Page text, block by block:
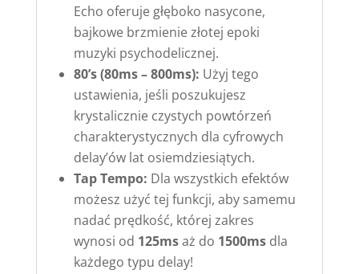
Echo oferuje głęboko nasycone,
bajkowe brzmienie złotej epoki
muzyki psychodelicznej.
80’s (80ms – 800ms): Użyj tego
ustawienia, jeśli poszukujesz
krystalicznie czystych powtórzeń
charakterystycznych dla cyfrowych
delay’ów lat osiemdziesiątych.
Tap Tempo: Dla wszystkich efektów
możesz użyć tej funkcji, aby samemu
nadać prędkość, której zakres
wynosi od 125msaż do 1500ms dla
każdego typu delay!